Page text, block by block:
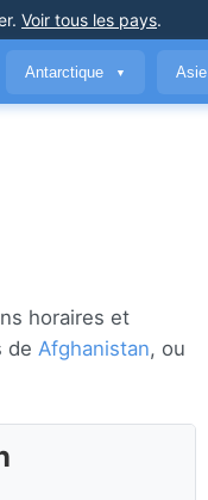
. Voir tous les pays.
Antarctique ▼ Asie
horaires et
de Afghanistan, ou